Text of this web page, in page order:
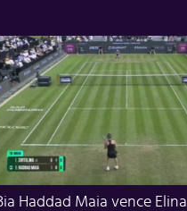
Haddad Maia vence